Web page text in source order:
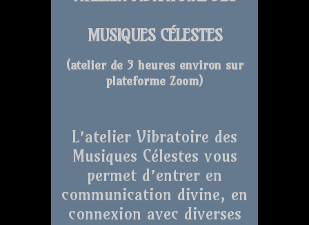
MUSIQUES CÉLESTES
(atelier de 3 heures environ sur
plateforme Zoom)
L’atelier Vibratoire des
Musiques Célestes vous
permet d’entrer en
communication divine, en
connexion avec diverses